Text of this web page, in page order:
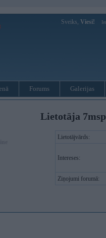
Sveiks, Viesi!
Forums Galerijas
Lietotāja
Lietotājvārds:
Intereses:
Ziņojumi forumā: